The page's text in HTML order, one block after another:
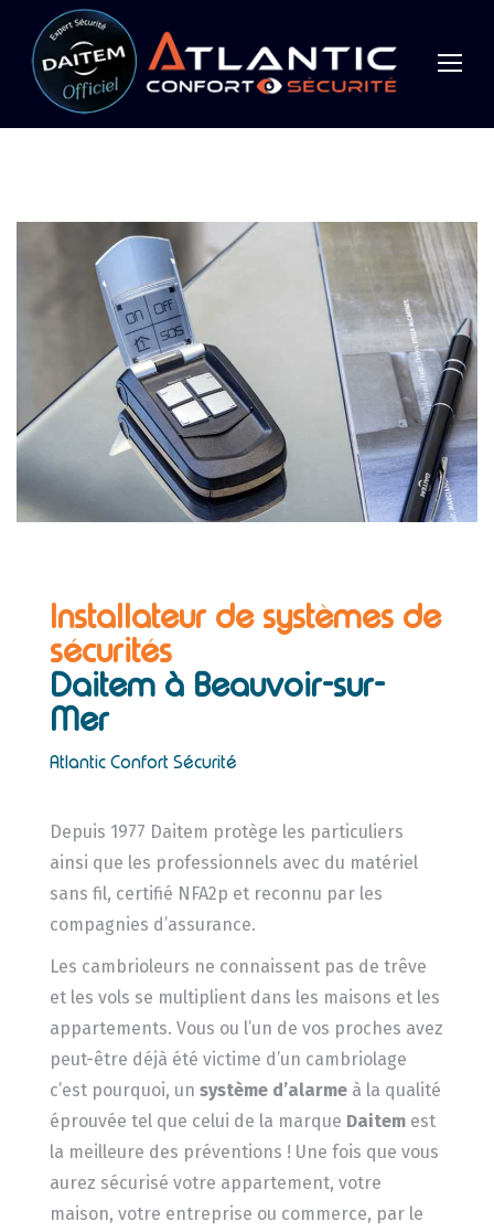
Installateur de systèmes de
sécurités
Daitemà Beauvoir-sur-
Mer
Atlantic Confort Sécurité
Depuis 1977 Daitem protège les particuliers
ainsi que les professionnels avec du matériel
sans fil, certifié NFA2p et reconnu par les
compagnies d’assurance.
Les cambrioleurs ne connaissent pas de trêve
et les vols se multiplient dans les maisons et les
appartements. Vous ou l’un de vos proches avez
peut-être déjà été victime d’un cambriolage
c’est pourquoi, un système d’alarmeà la qualité
éprouvée tel que celui de la marque Daitemest
la meilleure des préventions ! Une fois que vous
aurez sécurisé votre appartement, votre
maison, votre entreprise ou commerce, par le